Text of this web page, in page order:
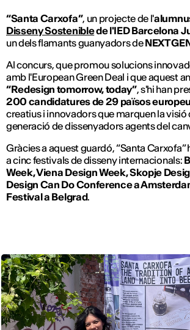
“Santa Carxofa”, un projecte de l'
Disseny Sosteniblede l'IED Barcelona
un dels flamants guanyadors deNEXT
Al concurs, que promou solucions
amb l'European Green Deal i que aquest
“Redesign tomorrow, today”, s'hi han
200 candidatures de 29 països
creatius i innovadors que marquen la visió
generació de dissenyadors agents del
Gràcies a aquest guardó, “Santa
a cinc festivals de disseny internacionals:
Week, Viena Design Week, Skopje
Design Can Do Conference a
Festival a Belgrad.